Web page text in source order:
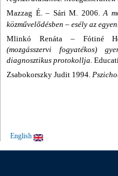
Mazzag É. – Sári M. 2006.A
közművelődésben – esély az
Mlinkó Renáta –Fótiné
(mozgásszervi fogyatékos)
diagnosztikus protokollja.
Zsabokorszky Judit 1994.
English